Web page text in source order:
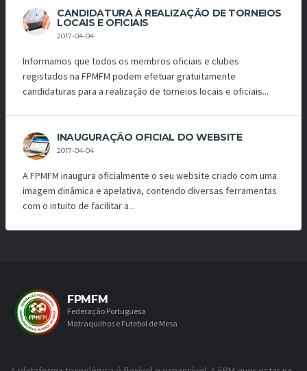
CANDIDATURA À REALIZAÇÃO DE TORNEIOS
LOCAIS E OFICIAIS
2017-04-04
Informamos que todos os membros oficiais e clubes
registados na FPMFM podem efetuar gratuitamente
candidaturas para a realização de torneios locais e oficiais...
INAUGURAÇÃO OFICIAL DO WEBSITE
2017-04-04
A FPMFM inaugura oficialmente o seu website criado com uma
imagem dinâmica e apelativa, contendo diversas ferramentas
com o intuito de facilitar a...
FPMFM
Federação Portuguesa
Matraquilhos e Futebol de Mesa